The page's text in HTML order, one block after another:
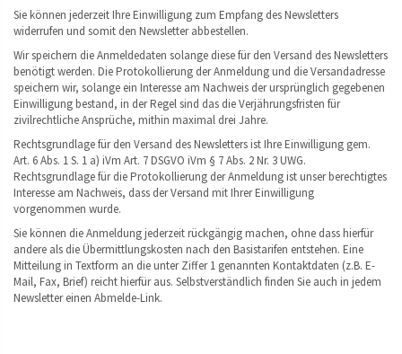
Sie können jederzeit Ihre Einwilligung zum Empfang des Newsletters
widerrufen und somit den Newsletter abbestellen.
Wir speichern die Anmeldedaten solange diese für den Versand des Newsletters
benötigt werden. Die Protokollierung der Anmeldung und die Versandadresse
speichern wir, solange ein Interesse am Nachweis der ursprünglich gegebenen
Einwilligung bestand, in der Regel sind das die Verjährungsfristen für
zivilrechtliche Ansprüche, mithin maximal drei Jahre.
Rechtsgrundlage für den Versand des Newsletters ist Ihre Einwilligung gem.
Art. 6 Abs. 1 S. 1 a) iVm Art. 7 DSGVO iVm § 7 Abs. 2 Nr. 3 UWG.
Rechtsgrundlage für die Protokollierung der Anmeldung ist unser berechtigtes
Interesse am Nachweis, dass der Versand mit Ihrer Einwilligung
vorgenommen wurde.
Sie können die Anmeldung jederzeit rückgängig machen, ohne dass hierfür
andere als die Übermittlungskosten nach den Basistarifen entstehen. Eine
Mitteilung in Textform an die unter Ziffer 1 genannten Kontaktdaten (z.B. E-
Mail, Fax, Brief) reicht hierfür aus. Selbstverständlich finden Sie auch in jedem
Newsletter einen Abmelde-Link.